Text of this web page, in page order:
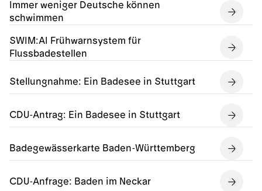
Immer weniger Deutsche können
schwimmen
SWIM:AI Frühwarnsystem für
Flussbadestellen
Stellungnahme: Ein Badesee in Stuttgart
CDU-Antrag: Ein Badesee in Stuttgart
Badegewässerkarte Baden-Württemberg
CDU-Anfrage: Baden im Neckar